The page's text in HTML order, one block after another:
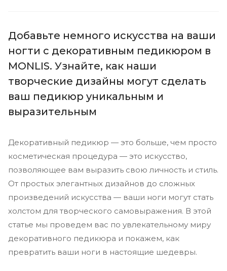
Добавьте немного искусства на ваши
ногти с декоративным педикюром в
MONLIS. Узнайте, как наши
творческие дизайны могут сделать
ваш педикюр уникальным и
выразительным
Декоративный педикюр — это больше, чем просто
косметическая процедура — это искусство,
позволяющее вам выразить свою личность и стиль.
От простых элегантных дизайнов до сложных
произведений искусства — ваши ноги могут стать
холстом для творческого самовыражения. В этой
статье мы проведем вас по увлекательному миру
декоративного педикюра и покажем, как
превратить ваши ноги в настоящие шедевры.